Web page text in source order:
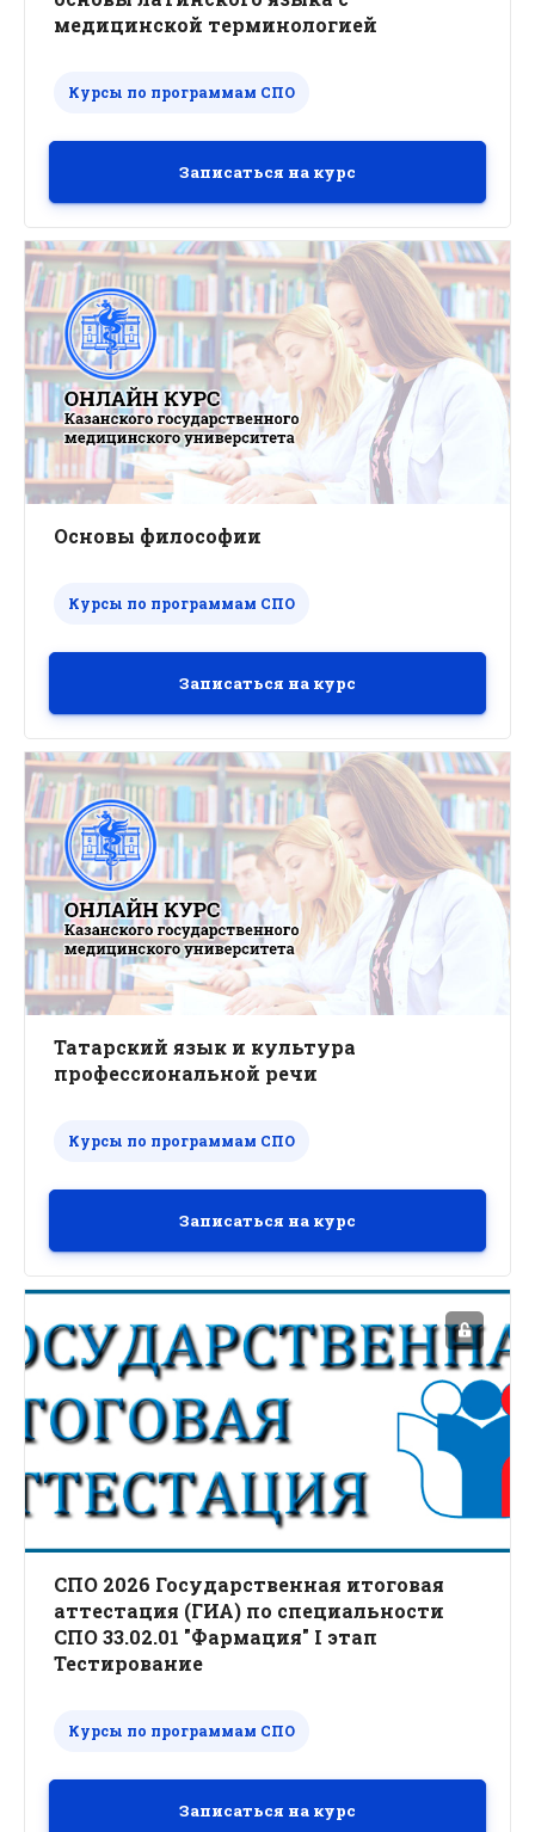
медицинской терминологией
Курсы по программам СПО
Записаться на курс
Основы философии
Курсы по программам СПО
Записаться на курс
Татарский язык и культура
профессиональной речи
Курсы по программам СПО
Записаться на курс
СПО 2026 Государственная итоговая
аттестация (ГИА) по специальности
СПО 33.02.01 "Фармация" I этап
Тестирование
Курсы по программам СПО
Записаться на курс